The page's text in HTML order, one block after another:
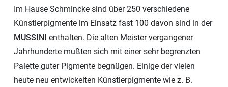
Im Hause Schmincke sind über 250 verschiedene
Künstlerpigmente im Einsatz fast 100 davon sind in der
MUSSINI enthalten. Die alten Meister vergangener
Jahrhunderte mußten sich mit einer sehr begrenzten
Palette guter Pigmente begnügen. Einige der vielen
heute neu entwickelten Künstlerpigmente wie z. B.